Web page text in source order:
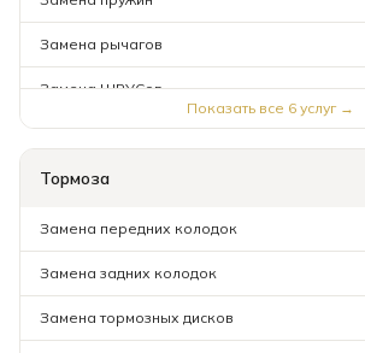
Замена рычагов
Замена ШРУСов
Замена ступичного подшипника
Сход-развал (3D)
Показать все 6услуг →
Тормоза
Замена передних колодок
Замена задних колодок
Замена тормозных дисков